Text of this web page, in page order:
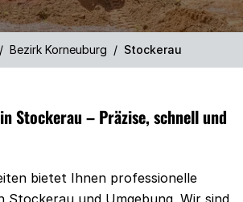
/ Bezirk Korneuburg / Stockerau
Stockerau – Präzise, schnell und
bietet Ihnen professionelle
Stockerau und Umgebung. Wir sind